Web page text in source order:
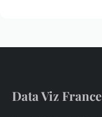
Data Viz France